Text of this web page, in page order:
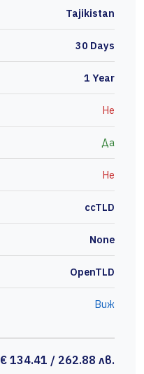
Tajikistan
30 Days
1 Year
Не
Да
Не
ccTLD
None
OpenTLD
Виж
€ 134.41 / 262.88 лв.